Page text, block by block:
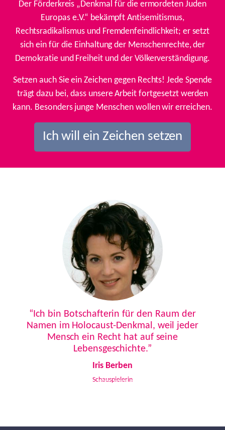
Der Förderkreis „Denkmal für die ermordeten Juden
Europas e.V.“ bekämpft Antisemitismus,
Rechtsradikalismus und Fremdenfeindlichkeit; er setzt
sich ein für die Einhaltung der Menschenrechte, der
Demokratie und Freiheit und der Völkerverständigung.
Setzen auch Sie ein Zeichen gegen Rechts! Jede Spende
trägt dazu bei, dass unsere Arbeit fortgesetzt werden
kann. Besonders junge Menschen wollen wir erreichen.
Ich will ein Zeichen setzen
“Ich bin Botschafterin für den Raum der
Namen im Holocaust-Denkmal, weil jeder
Mensch ein Recht hat auf seine
Lebensgeschichte.”
Iris Berben
Schauspielerin